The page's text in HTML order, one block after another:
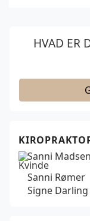
HVAD ER
Sanni Madsen
Sanni Rømer
Signe